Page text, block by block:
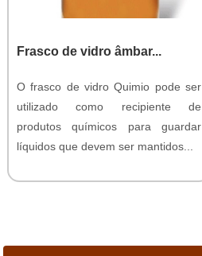
Frasco de vidro âmbar...
O frasco de vidro Quimio pode ser
utilizado como recipiente de
produtos químicos para guardar
líquidos que devem ser mantidos...
Orçamento Online